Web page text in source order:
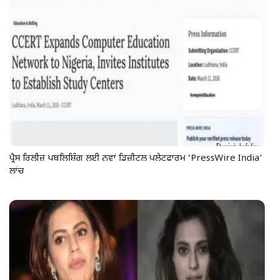
ਪ੍ਰੈਸ ਰਿਲੀਜ਼ ਪਬਲਿਸ਼ਿੰਗ ਲਈ ਨਵਾਂ ਡਿਜ਼ੀਟਲ ਪਲੇਟਫਾਰਮ ‘PressWire India’
ਲਾਂਚ